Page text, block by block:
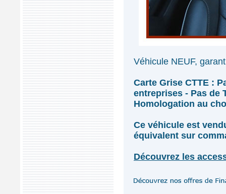
Véhicule NEUF,
Carte Grise CTTE :
entreprises - Pas de
Homologation au
Ce véhicule est
équivalent sur
Découvrez les